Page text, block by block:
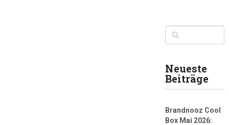
Neueste
Beiträge
Brandnooz Cool
Box Mai 2026: